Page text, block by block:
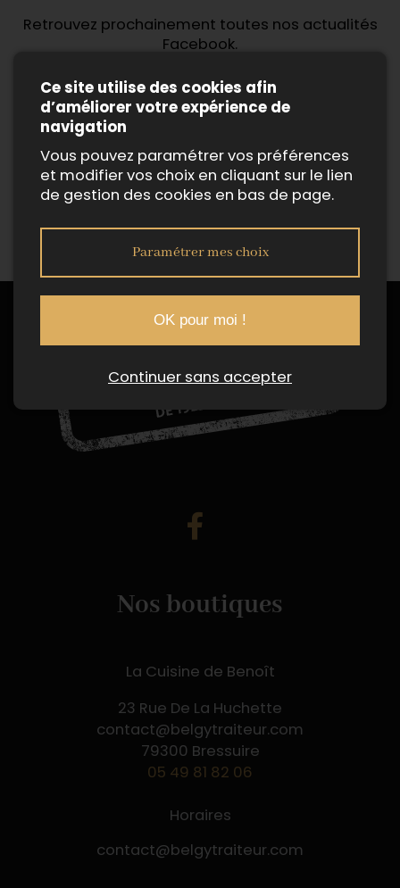
Retrouvez prochainement toutes nos actualités
Facebook.
Nos boutiques
La Cuisine de Benoît
23 Rue De La Huchette
contact@belgytraiteur.com
79300 Bressuire
05 49 81 82 06
Horaires
contact@belgytraiteur.com
Ce site utilise des cookies afin
d’améliorer votre expérience de
navigation
Vous pouvez paramétrer vos préférences
et modifier vos choix en cliquant sur le lien
de gestion des cookies en bas de page.
Paramétrer mes choix
OK pour moi !
Continuer sans accepter